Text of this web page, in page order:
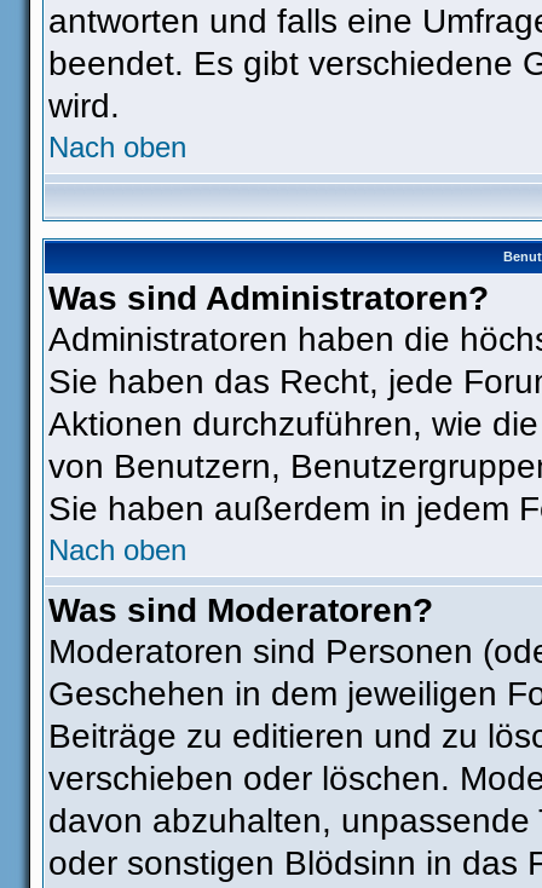
antworten und falls eine
beendet. Es gibt verschiedene
wird.
Nach oben
Was sind Administratoren?
Administratoren haben die
Sie haben das Recht, jede
Aktionen durchzuführen, wie
von Benutzern,
Sie haben außerdem in jedem
Nach oben
Was sind Moderatoren?
Moderatoren sind Personen
Geschehen in dem jeweiligen
Beiträge zu editieren und zu
verschieben oder löschen.
davon abzuhalten,
oder sonstigen Blödsinn in das